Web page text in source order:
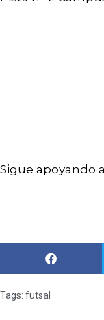
Sigue apoyando
Tags: futsal